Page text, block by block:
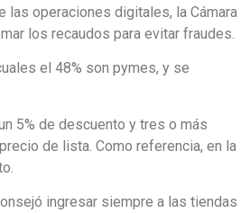
operaciones digitales, la Cámara
los recaudos para evitar fraudes.
el 48% son pymes, y se
5% de descuento y tres o más
de lista. Como referencia, en la
ingresar siempre a las tiendas